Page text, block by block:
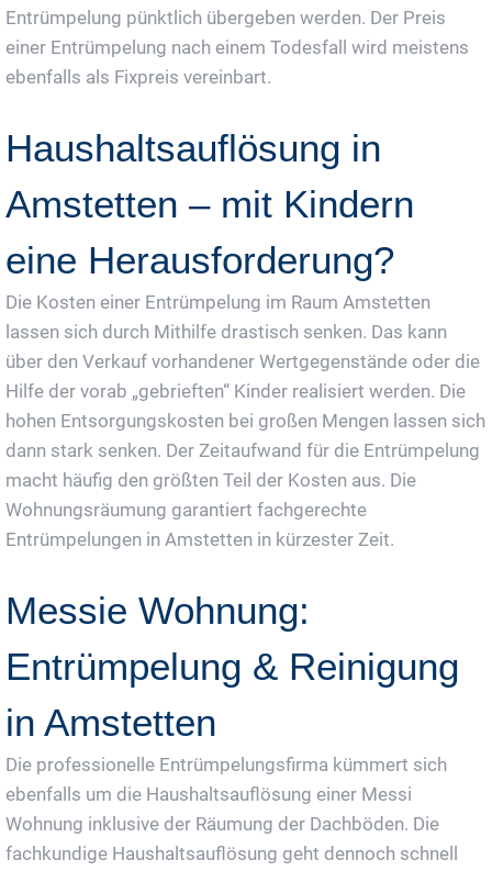
Entrümpelung pünktlich übergeben werden. Der Preis
einer Entrümpelung nach einem Todesfall wird meistens
ebenfalls als Fixpreis vereinbart.
Haushaltsauflösung in
Amstetten – mit Kindern
eine Herausforderung?
Die Kosten einer Entrümpelung im Raum Amstetten
lassen sich durch Mithilfe drastisch senken. Das kann
über den Verkauf vorhandener Wertgegenstände oder die
Hilfe der vorab „gebrieften“ Kinder realisiert werden. Die
hohen Entsorgungskosten bei großen Mengen lassen sich
dann stark senken. Der Zeitaufwand für die Entrümpelung
macht häufig den größten Teil der Kosten aus. Die
Wohnungsräumung garantiert fachgerechte
Entrümpelungen in Amstetten in kürzester Zeit.
Messie Wohnung:
Entrümpelung & Reinigung
in Amstetten
Die professionelle Entrümpelungsfirma kümmert sich
ebenfalls um die Haushaltsauflösung einer Messi
Wohnung inklusive der Räumung der Dachböden. Die
fachkundige Haushaltsauflösung geht dennoch schnell